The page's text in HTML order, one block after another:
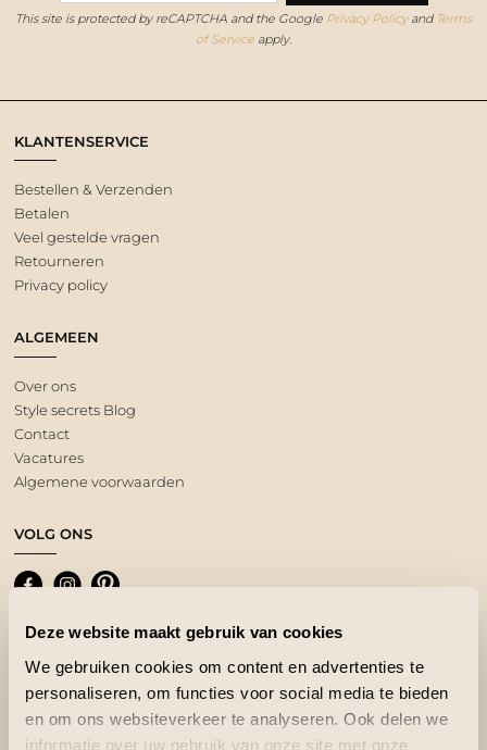
Deze website maakt gebruik van cookies
We gebruiken cookies om content en advertenties te
personaliseren, om functies voor social media te bieden
en om ons websiteverkeer te analyseren. Ook delen we
informatie over uw gebruik van onze site met onze
This site is protected by reCAPTCHA and the Google Privacy Policyand Terms
of Service apply.
KLANTENSERVICE
Bestellen & Verzenden
Betalen
Veel gestelde vragen
Retourneren
Privacy policy
ALGEMEEN
Over ons
Style secrets Blog
Contact
Vacatures
Algemene voorwaarden
VOLG ONS